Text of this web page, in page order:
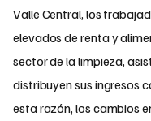
Valle Central, los
elevados de renta y
sector de la limpieza,
distribuyen sus ingresos
esta razón, los cambios